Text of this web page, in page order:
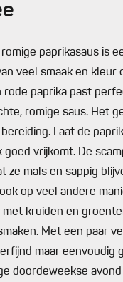
paprikasaus is
veel smaak en kleur
rode paprika past
romige saus. Het
Laat de
goed vrijkomt. De
ze mals en sappig
op veel andere
kruiden en
Met een paar
maar eenvoudig
doordeweekse